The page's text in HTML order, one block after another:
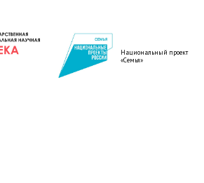
Национальный проект
«Семья»